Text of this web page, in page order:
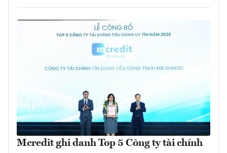
Mcredit ghi danh Top 5 Công ty tài chính